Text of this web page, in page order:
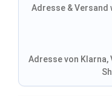
Adresse & Versand
Adresse von Klarna,